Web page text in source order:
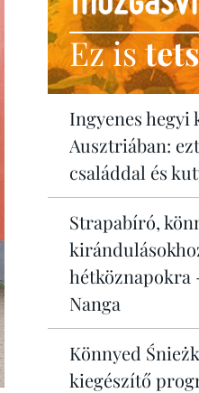
Ez is
Ingyenes hegyi
Ausztriában:
családdal és
Strapabíró,
Nanga
Könnyed
kiegészítő